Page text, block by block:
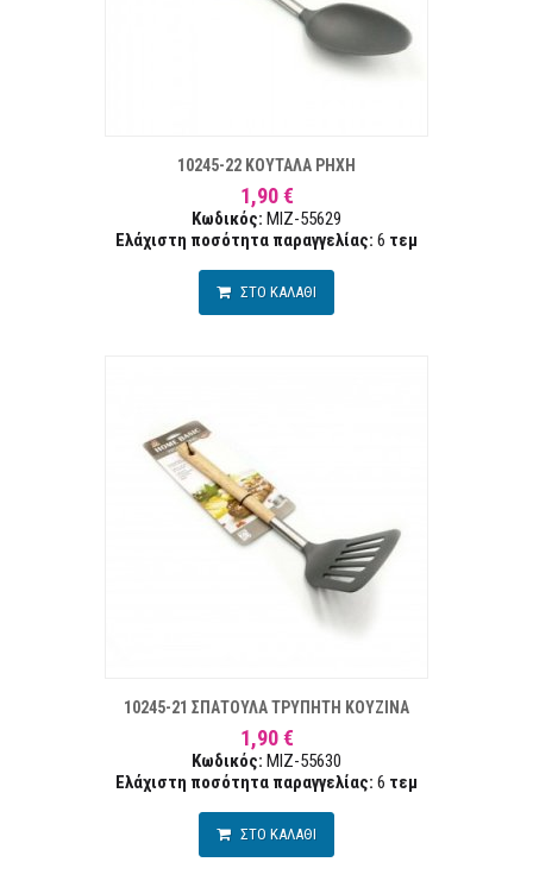
10245-22 ΚΟΥΤΑΛΑ ΡΗΧΗ
1,90 €
Κωδικός: MIZ-55629
Ελάχιστη ποσότητα παραγγελίας: 6 τεμ
ΣΤΟ ΚΑΛΑΘΙ
10245-21 ΣΠΑΤΟΥΛΑ ΤΡΥΠΗΤΗ ΚΟΥΖΙΝΑ
1,90 €
Κωδικός: MIZ-55630
Ελάχιστη ποσότητα παραγγελίας: 6 τεμ
ΣΤΟ ΚΑΛΑΘΙ